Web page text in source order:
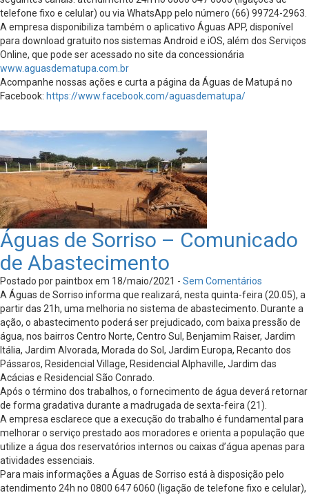
telefone fixo e celular) ou via WhatsApp pelo número (66) 99724-2963.
A empresa disponibiliza também o aplicativo Águas APP, disponível
para download gratuito nos sistemas Android e iOS, além dos Serviços
Online, que pode ser acessado no site da concessionária
www.aguasdematupa.com.br
Acompanhe nossas ações e curta a página da Águas de Matupá no
Facebook: https://www.facebook.com/aguasdematupa/
Águas de Sorriso – Comunicado
de Abastecimento
Postado por paintbox em 18/maio/2021 - Sem Comentários
A Águas de Sorriso informa que realizará, nesta quinta-feira (20.05), a
partir das 21h, uma melhoria no sistema de abastecimento. Durante a
ação, o abastecimento poderá ser prejudicado, com baixa pressão de
água, nos bairros Centro Norte, Centro Sul, Benjamim Raiser, Jardim
Itália, Jardim Alvorada, Morada do Sol, Jardim Europa, Recanto dos
Pássaros, Residencial Village, Residencial Alphaville, Jardim das
Acácias e Residencial São Conrado.
Após o término dos trabalhos, o fornecimento de água deverá retornar
de forma gradativa durante a madrugada de sexta-feira (21).
A empresa esclarece que a execução do trabalho é fundamental para
melhorar o serviço prestado aos moradores e orienta a população que
utilize a água dos reservatórios internos ou caixas d’água apenas para
atividades essenciais.
Para mais informações a Águas de Sorriso está à disposição pelo
atendimento 24h no 0800 647 6060 (ligação de telefone fixo e celular),